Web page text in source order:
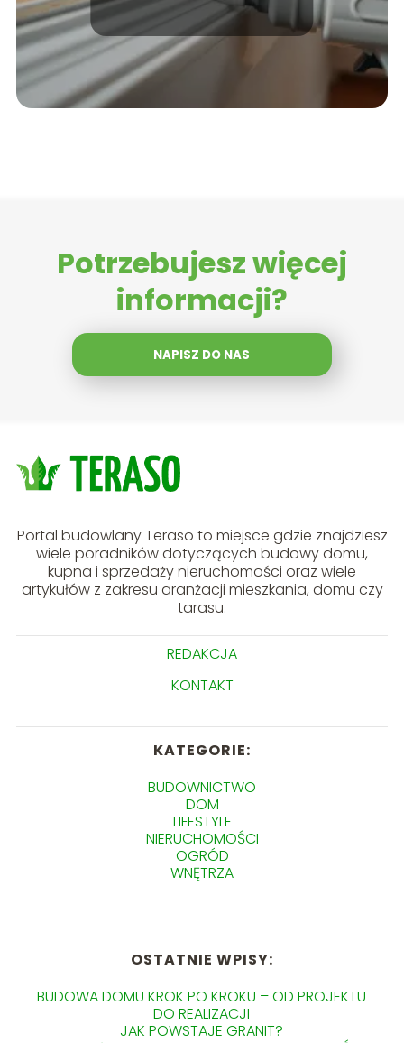
Potrzebujesz więcej
informacji?
NAPISZ DO NAS
Portal budowlany Teraso to miejsce gdzie znajdziesz
wiele poradników dotyczących budowy domu,
kupna i sprzedaży nieruchomości oraz wiele
artykułów z zakresu aranżacji mieszkania, domu czy
tarasu.
REDAKCJA
KONTAKT
KATEGORIE:
BUDOWNICTWO
DOM
LIFESTYLE
NIERUCHOMOŚCI
OGRÓD
WNĘTRZA
OSTATNIE WPISY:
BUDOWA DOMU KROK PO KROKU – OD PROJEKTU
DO REALIZACJI
JAK POWSTAJE GRANIT?